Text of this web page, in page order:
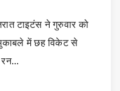
टाइटंस ने गुरुवार को
में छह विकेट से
रन…